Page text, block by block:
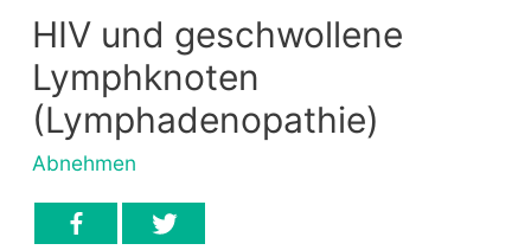
HIV und geschwollene
Lymphknoten
(Lymphadenopathie)
Abnehmen